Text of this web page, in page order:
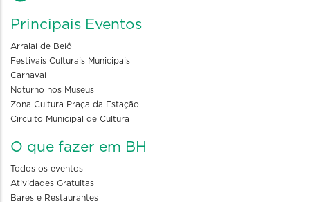
Principais Eventos
Arraial de Belô
Festivais Culturais Municipais
Carnaval
Noturno nos Museus
Zona Cultura Praça da Estação
Circuito Municipal de Cultura
O que fazer em BH
Todos os eventos
Atividades Gratuitas
Bares e Restaurantes